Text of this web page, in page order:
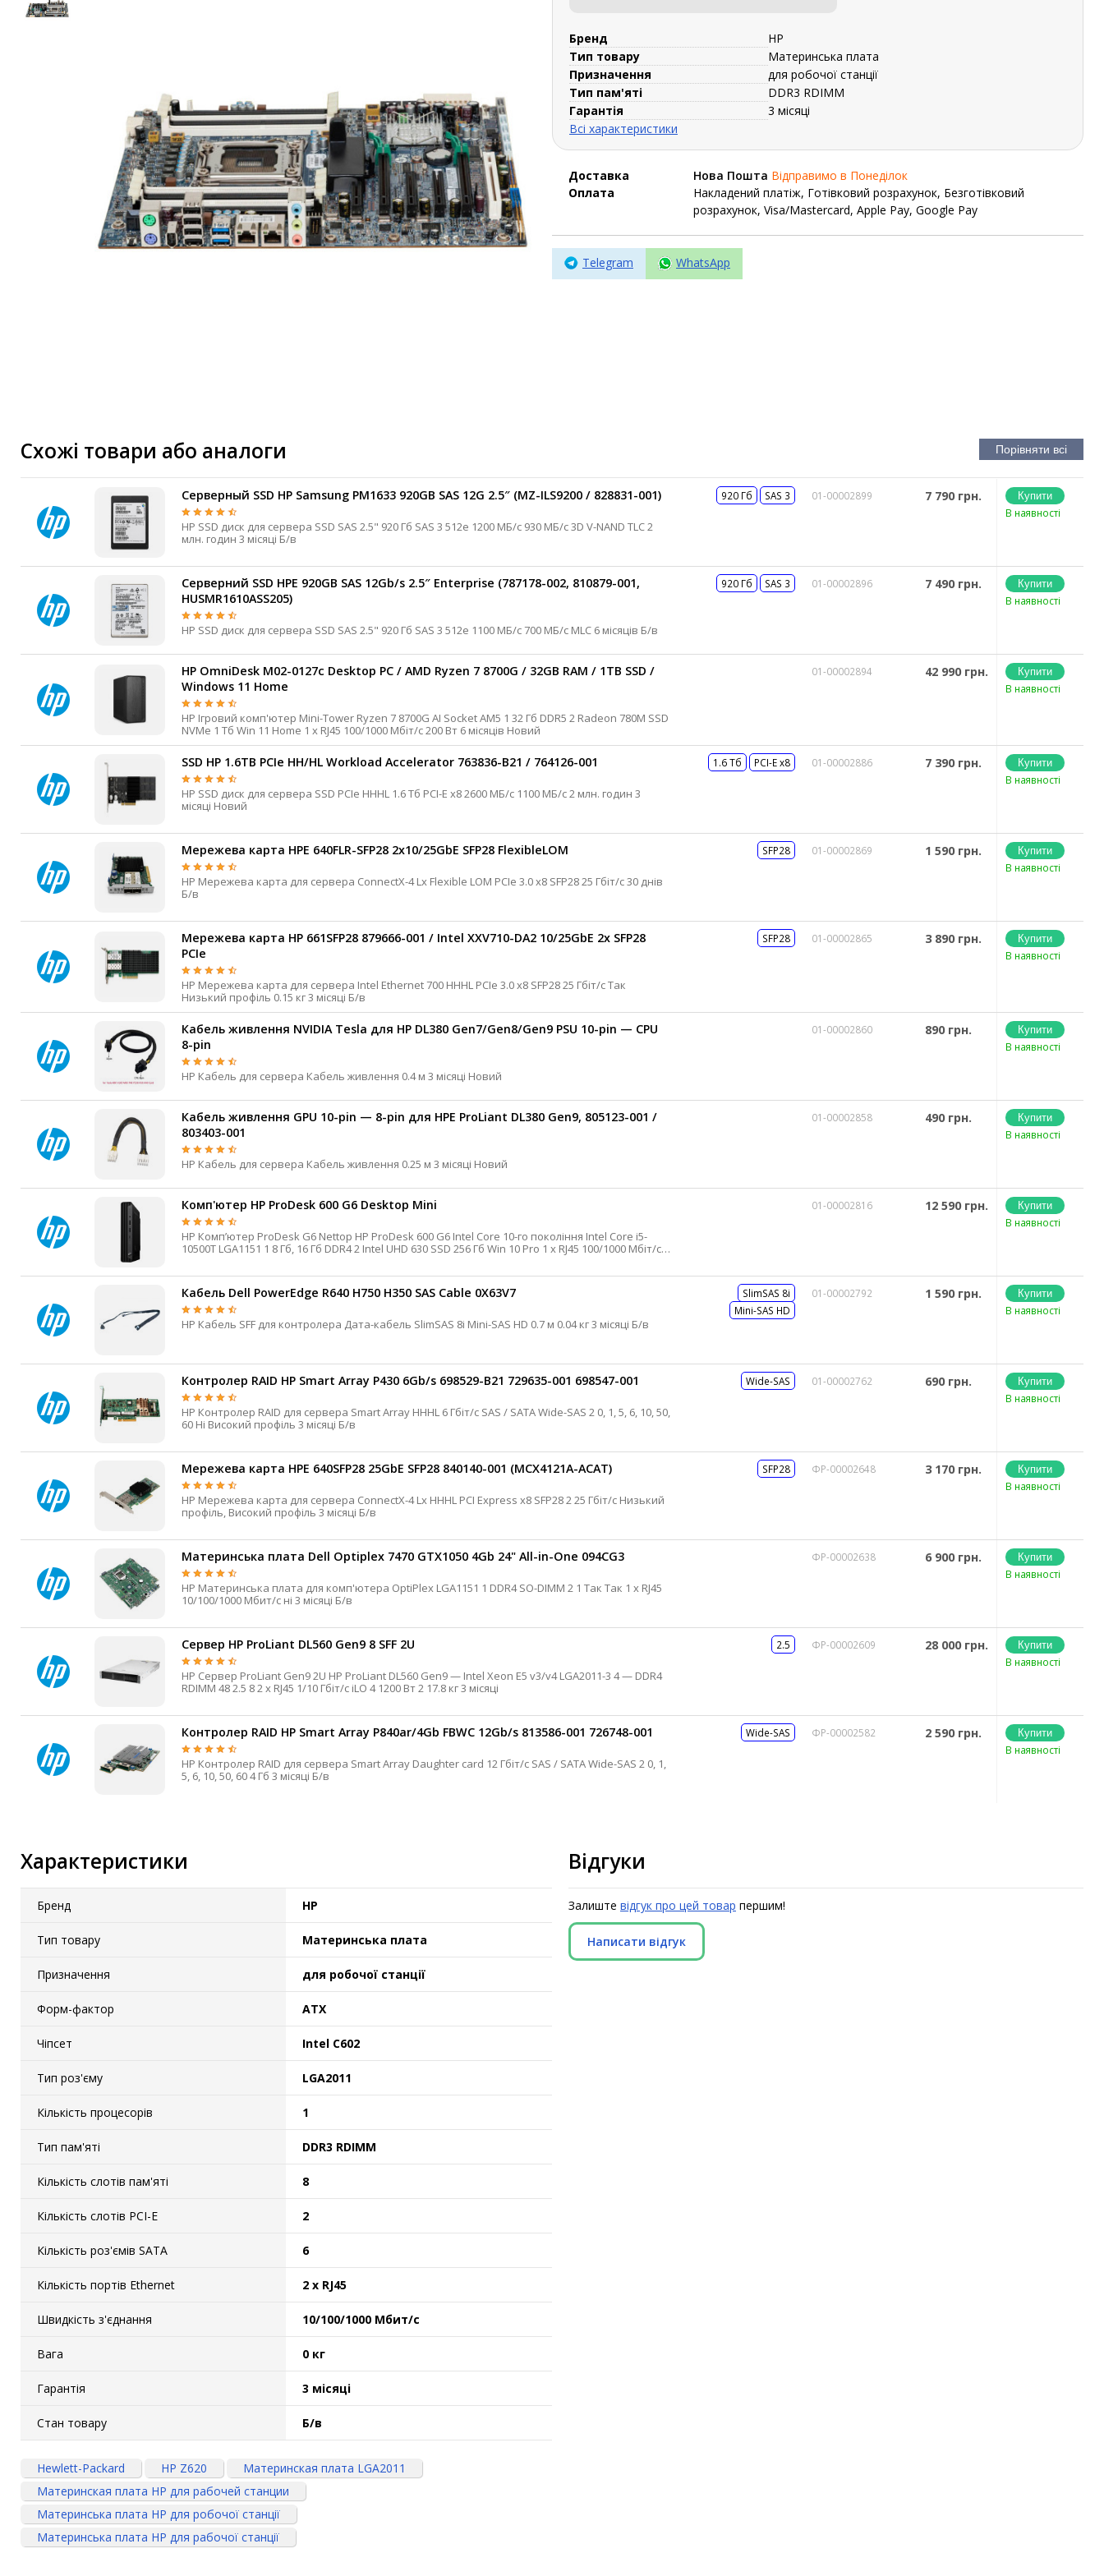
Материнські плати
Кулери та системи охолодження
Кошики та салазки для жорстких дисків
Фильтри та стабілізатори
Павербанки
Акумулятори
Зовнішні блоки живлення
Периферійні пристрої
Клавіатури, миші, комплекти
Автономне живлення
Автоматичні вимикачі
Інвертори напруги
Акумулятори для ДБЖ
Бренд
HP
Тип товару
Материнська плата
Призначення
для робочої станції
Тип пам'яті
DDR3 RDIMM
Гарантія
3 місяці
Всі характеристики
Доставка Нова Пошта Відправимо в Понеділок
Оплата
Накладений платіж, Готівковий розрахунок, Безготівковий
розрахунок, Visa/Mastercard, Apple Pay, Google Pay
Telegram WhatsApp
Схожі товари або аналоги
Серверный SSD HP Samsung PM1633 920GB SAS 12G 2.5″ (MZ-ILS9200 / 828831-001)
HP SSD диск для сервера SSD SAS 2.5" 920 Гб SAS 3 512e 1200 МБ/с 930 МБ/с 3D V-NAND TLC 2
млн. годин 3 місяці Б/в
920 Гб SAS 3 01-00002899 7 790 грн.
В наявності
Серверний SSD HPE 920GB SAS 12Gb/s 2.5″ Enterprise (787178-002, 810879-001,
HUSMR1610ASS205)
HP SSD диск для сервера SSD SAS 2.5" 920 Гб SAS 3 512e 1100 МБ/с 700 МБ/с MLC 6 місяців Б/в
920 Гб SAS 3 01-00002896 7 490 грн.
В наявності
HP OmniDesk M02-0127c Desktop PC / AMD Ryzen 7 8700G / 32GB RAM / 1TB SSD /
Windows 11 Home
HP Ігровий комп'ютер Mini-Tower Ryzen 7 8700G AI Socket AM5 1 32 Гб DDR5 2 Radeon 780M SSD
NVMe 1 Тб Win 11 Home 1 х RJ45 100/1000 Мбіт/с 200 Вт 6 місяців Новий
01-00002894 42 990 грн.
В наявності
SSD HP 1.6TB PCIe HH/HL Workload Accelerator 763836-B21 / 764126-001
HP SSD диск для сервера SSD PCIe HHHL 1.6 Тб PCI-E x8 2600 МБ/с 1100 МБ/с 2 млн. годин 3
місяці Новий
1.6 Тб PCI-E x8 01-00002886 7 390 грн.
В наявності
Мережева карта HPE 640FLR-SFP28 2x10/25GbE SFP28 FlexibleLOM
HP Мережева карта для сервера ConnectX-4 Lx Flexible LOM PCIe 3.0 x8 SFP28 25 Гбіт/с 30 днів
Б/в
SFP28 01-00002869 1 590 грн.
В наявності
Мережева карта HP 661SFP28 879666-001 / Intel XXV710-DA2 10/25GbE 2x SFP28
PCIe
HP Мережева карта для сервера Intel Ethernet 700 HHHL PCIe 3.0 x8 SFP28 25 Гбіт/с Так
Низький профіль 0.15 кг 3 місяці Б/в
SFP28 01-00002865 3 890 грн.
В наявності
Кабель живлення NVIDIA Tesla для HP DL380 Gen7/Gen8/Gen9 PSU 10-pin — CPU
8-pin
HP Кабель для сервера Кабель живлення 0.4 м 3 місяці Новий
01-00002860 890 грн.
В наявності
Кабель живлення GPU 10-pin — 8-pin для HPE ProLiant DL380 Gen9, 805123-001 /
803403-001
HP Кабель для сервера Кабель живлення 0.25 м 3 місяці Новий
01-00002858 490 грн.
В наявності
Комп'ютер HP ProDesk 600 G6 Desktop Mini
HP Компʼютер ProDesk G6 Nettop HP ProDesk 600 G6 Intel Core 10-го покоління Intel Core i5-
10500T LGA1151 1 8 Гб, 16 Гб DDR4 2 Intel UHD 630 SSD 256 Гб Win 10 Pro 1 х RJ45 100/1000 Мбіт/с
01-00002816 12 590 грн.
В наявності
Кабель Dell PowerEdge R640 H750 H350 SAS Cable 0X63V7
HP Кабель SFF для контролера Дата-кабель SlimSAS 8i Mini-SAS HD 0.7 м 0.04 кг 3 місяці Б/в
SlimSAS 8i
Mini-SAS HD
01-00002792 1 590 грн.
В наявності
Контролер RAID HP Smart Array P430 6Gb/s 698529-B21 729635-001 698547-001
HP Контролер RAID для сервера Smart Array HHHL 6 Гбіт/с SAS / SATA Wide-SAS 2 0, 1, 5, 6, 10, 50,
60 Ні Високий профіль 3 місяці Б/в
Wide-SAS 01-00002762 690 грн.
В наявності
Мережева карта HPE 640SFP28 25GbE SFP28 840140-001 (MCX4121A-ACAT)
HP Мережева карта для сервера ConnectX-4 Lx HHHL PCI Express x8 SFP28 2 25 Гбіт/с Низький
профіль, Високий профіль 3 місяці Б/в
SFP28 ФР-00002648 3 170 грн.
В наявності
Материнська плата Dell Optiplex 7470 GTX1050 4Gb 24" All-in-One 094CG3
HP Материнська плата для комп'ютера OptiPlex LGA1151 1 DDR4 SO-DIMM 2 1 Так Так 1 х RJ45
10/100/1000 Мбит/с ні 3 місяці Б/в
ФР-00002638 6 900 грн.
В наявності
Сервер HP ProLiant DL560 Gen9 8 SFF 2U
HP Сервер ProLiant Gen9 2U HP ProLiant DL560 Gen9 — Intel Xeon E5 v3/v4 LGA2011-3 4 — DDR4
RDIMM 48 2.5 8 2 х RJ45 1/10 Гбіт/с iLO 4 1200 Вт 2 17.8 кг 3 місяці
2.5 ФР-00002609 28 000 грн.
В наявності
Контролер RAID HP Smart Array P840ar/4Gb FBWC 12Gb/s 813586-001 726748-001
HP Контролер RAID для сервера Smart Array Daughter card 12 Гбіт/с SAS / SATA Wide-SAS 2 0, 1,
5, 6, 10, 50, 60 4 Гб 3 місяці Б/в
Wide-SAS ФР-00002582 2 590 грн.
В наявності
Характеристики
Бренд HP
Тип товару Материнська плата
Призначення для робочої станції
Форм-фактор ATX
Чіпсет Intel C602
Тип роз'єму LGA2011
Кількість процесорів 1
Тип пам'яті DDR3 RDIMM
Кількість слотів пам'яті 8
Кількість слотів PCI-E 2
Кількість роз'ємів SATA 6
Кількість портів Ethernet 2 х RJ45
Швидкість з'єднання 10/100/1000 Мбит/с
Вага 0 кг
Гарантія 3 місяці
Стан товару Б/в
Hewlett-Packard HP Z620
Материнская плата LGA2011
Материнская плата HP для рабочей станции
Материнська плата HP для робочої станції
Материнська плата HP для рабочої станції
Відгуки
Залиште відгук про цей товар першим!
Написати відгук